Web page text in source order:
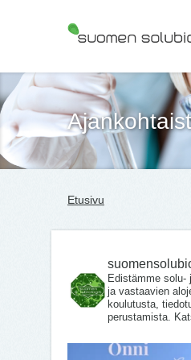
Suomen Solubiologit ry
Etusivu
Edistämme solu-
ja vastaavien
koulutusta,
perustamista.